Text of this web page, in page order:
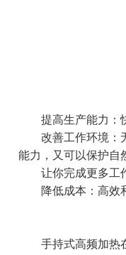
提高生产能力：快
改善工作环境：无
能力，又可以保护自
让你完成更多工作
降低成本：高效和
手持式高频加热在